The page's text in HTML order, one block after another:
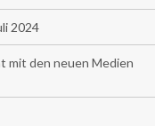
2024
mit den neuen Medien